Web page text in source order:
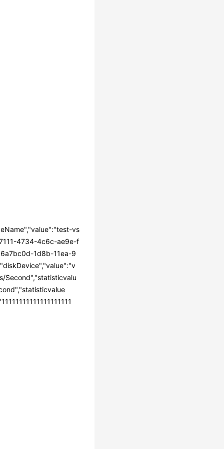
vs
4734-4c6c-ae9e-f
1d8b-11ea-9
Second","statisticvalu